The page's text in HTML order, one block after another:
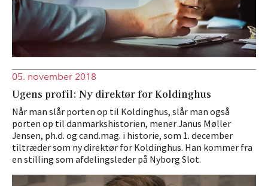
05. november 2018
Ugens profil: Ny direktør for Koldinghus
Når man slår porten op til Koldinghus, slår man også
porten op til danmarkshistorien, mener Janus Møller
Jensen, ph.d. og cand.mag. i historie, som 1. december
tiltræder som ny direktør for Koldinghus. Han kommer fra
en stilling som afdelingsleder på Nyborg Slot.